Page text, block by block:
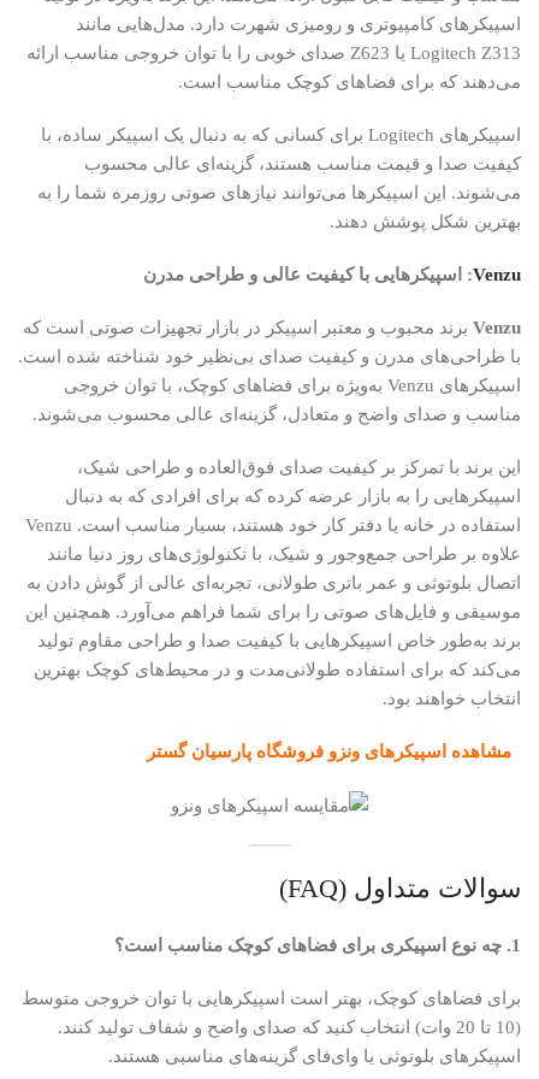
اسپیکرهای کامپیوتری و رومیزی شهرت دارد. مدل‌هایی مانند
Logitech Z313 یا Z623 صدای خوبی را با توان خروجی مناسب ارائه
می‌دهند که برای فضاهای کوچک مناسب است.
اسپیکرهای Logitech برای کسانی که به دنبال یک اسپیکر ساده، با
کیفیت صدا و قیمت مناسب هستند، گزینه‌ای عالی محسوب
می‌شوند. این اسپیکرها می‌توانند نیازهای صوتی روزمره شما را به
بهترین شکل پوشش دهند.
Venzu: اسپیکرهایی با کیفیت عالی و طراحی مدرن
Venzu برند محبوب و معتبر اسپیکر در بازار تجهیزات صوتی است که
با طراحی‌های مدرن و کیفیت صدای بی‌نظیر خود شناخته شده است.
اسپیکرهای Venzu به‌ویژه برای فضاهای کوچک، با توان خروجی
مناسب و صدای واضح و متعادل، گزینه‌ای عالی محسوب می‌شوند.
این برند با تمرکز بر کیفیت صدای فوق‌العاده و طراحی شیک،
اسپیکرهایی را به بازار عرضه کرده که برای افرادی که به دنبال
استفاده در خانه یا دفتر کار خود هستند، بسیار مناسب است. Venzu
علاوه بر طراحی جمع‌وجور و شیک، با تکنولوژی‌های روز دنیا مانند
اتصال بلوتوثی و عمر باتری طولانی، تجربه‌ای عالی از گوش دادن به
موسیقی و فایل‌های صوتی را برای شما فراهم می‌آورد. همچنین این
برند به‌طور خاص اسپیکرهایی با کیفیت صدا و طراحی مقاوم تولید
می‌کند که برای استفاده طولانی‌مدت و در محیط‌های کوچک بهترین
انتخاب خواهند بود.
مشاهده اسپیکرهای ونزو فروشگاه پارسیان گستر
سوالات متداول (FAQ)
1. چه نوع اسپیکری برای فضاهای کوچک مناسب است؟
برای فضاهای کوچک، بهتر است اسپیکرهایی با توان خروجی متوسط
(10 تا 20 وات) انتخاب کنید که صدای واضح و شفاف تولید کنند.
اسپیکرهای بلوتوثی یا وای‌فای گزینه‌های مناسبی هستند.